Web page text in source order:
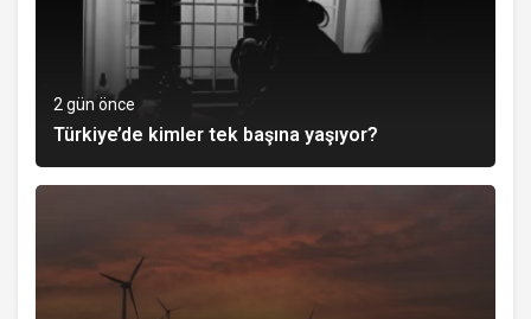
2 gün önce
Türkiye’de kimler tek başına yaşıyor?